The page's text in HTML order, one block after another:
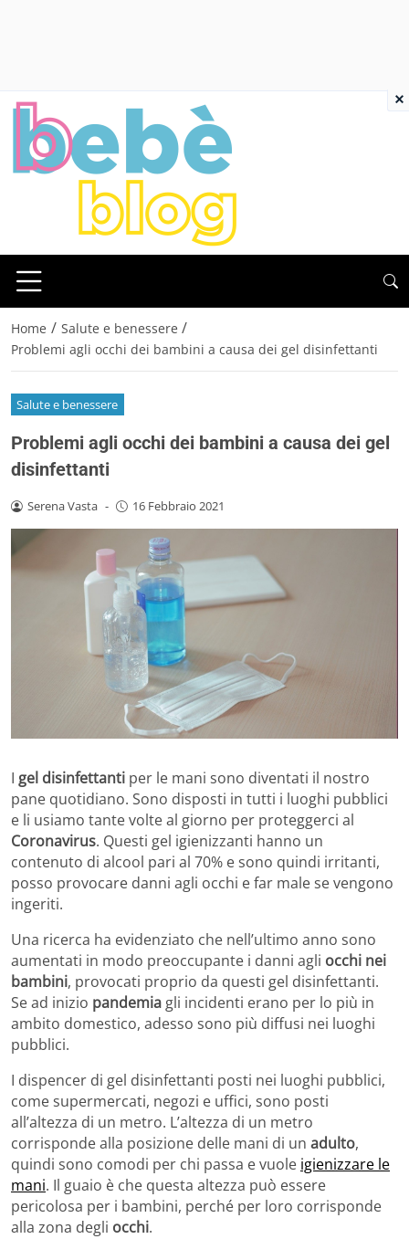
Home / Salute e benessere /
Problemi agli occhi dei bambini a causa dei gel disinfettanti
Salute e benessere
Problemi agli occhi dei bambini a causa dei gel
disinfettanti
Serena Vasta - 16 Febbraio 2021
I gel disinfettanti per le mani sono diventati il nostro
pane quotidiano. Sono disposti in tutti i luoghi pubblici
e li usiamo tante volte al giorno per proteggerci al
Coronavirus. Questi gel igienizzanti hanno un
contenuto di alcool pari al 70% e sono quindi irritanti,
posso provocare danni agli occhi e far male se vengono
ingeriti.
Una ricerca ha evidenziato che nell’ultimo anno sono
aumentati in modo preoccupante i danni agli occhi nei
bambini, provocati proprio da questi gel disinfettanti.
Se ad inizio pandemiagli incidenti erano per lo più in
ambito domestico, adesso sono più diffusi nei luoghi
pubblici.
I dispencer di gel disinfettanti posti nei luoghi pubblici,
come supermercati, negozi e uffici, sono posti
all’altezza di un metro. L’altezza di un metro
corrisponde alla posizione delle mani di un adulto,
quindi sono comodi per chi passa e vuole igienizzare le
mani. Il guaio è che questa altezza può essere
pericolosa per i bambini, perché per loro corrisponde
alla zona degli occhi.
×